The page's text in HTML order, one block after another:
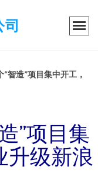
智造”项目集中开工，
”项目集
升级新浪